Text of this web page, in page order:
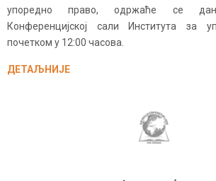
упоредно право, одржаће се
Конференцијској сали Института за
почетком у 12:00 часова.
ДЕТАЉНИЈЕ